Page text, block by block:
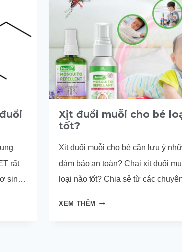
rất
sinh,
Xịt đuổi muỗi cho bé
tốt?
Xịt đuổi muỗi cho bé cần lưu ý
đảm bảo an toàn? Chai xịt đuổi
loại nào tốt? Chia sẻ từ các
XEM THÊM
XỊT